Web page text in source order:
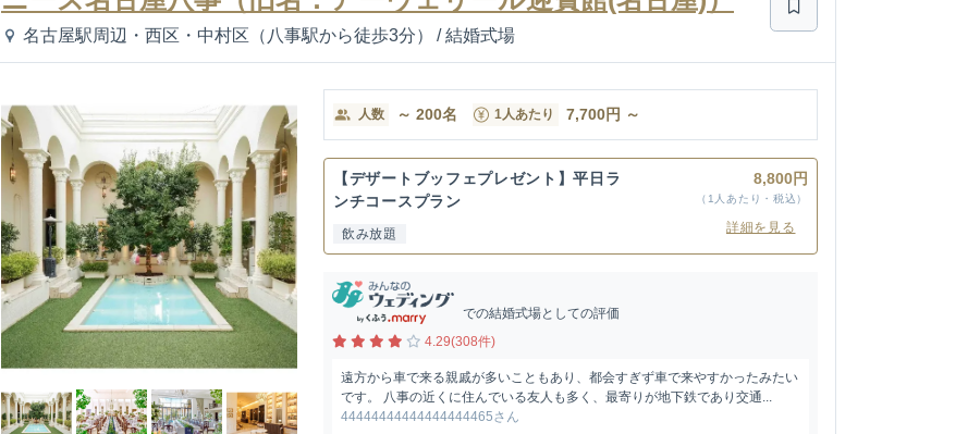
名古屋駅周辺・西区・中村区（八事駅から徒歩3分） / 結婚式場
人数 ～ 200名 1人あたり 7,700円 ～
【デザートブッフェプレゼント】平日ラ
ンチコースプラン
飲み放題
8,800円
（1人あたり・税込）
詳細を見る
での結婚式場としての評価
4.29(308件)
遠方から車で来る親戚が多いこともあり、都会すぎず車で来やすかったみたい
です。 八事の近くに住んでいる友人も多く、最寄りが地下鉄であり交通...
44444444444444444465さん